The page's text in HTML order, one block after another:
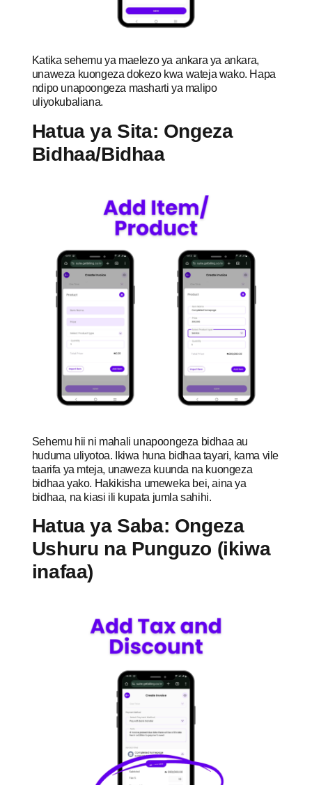
Katika sehemu ya maelezo ya ankara ya ankara,
unaweza kuongeza dokezo kwa wateja wako. Hapa
ndipo unapoongeza masharti ya malipo
uliyokubaliana.
Hatua ya Sita: Ongeza
Bidhaa/Bidhaa
Sehemu hii ni mahali unapoongeza bidhaa au
huduma uliyotoa. Ikiwa huna bidhaa tayari, kama vile
taarifa ya mteja, unaweza kuunda na kuongeza
bidhaa yako. Hakikisha umeweka bei, aina ya
bidhaa, na kiasi ili kupata jumla sahihi.
Hatua ya Saba: Ongeza
Ushuru na Punguzo (ikiwa
inafaa)